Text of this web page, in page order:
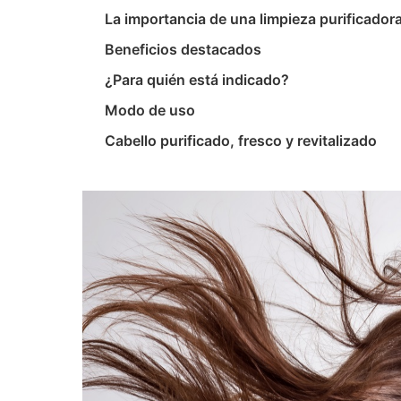
La importancia de una limpieza
Beneficios destacados
¿Para quién está indicado?
Modo de uso
Cabello purificado, fresco y revitalizado